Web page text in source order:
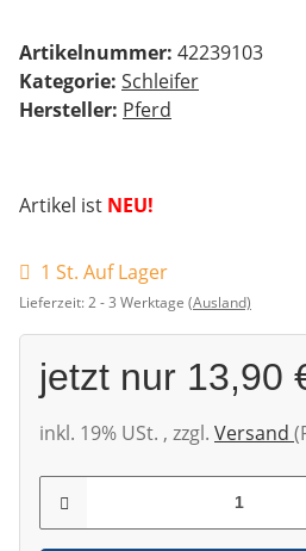
Artikelnummer: 42239103
Kategorie: Schleifer
Hersteller: Pferd
Artikel ist NEU!
1 St. Auf Lager
Lieferzeit:2 - 3 Werktage (Ausland)
jetzt nur 13,90
inkl. 19% USt. , zzgl. Versand